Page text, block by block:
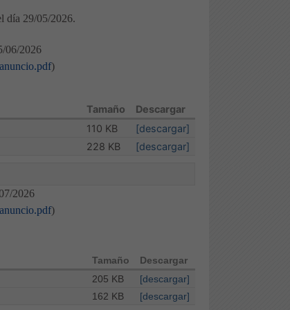
día 29/05/2026.
06/2026
)
Tamaño
Descargar
110 KB
[descargar]
228 KB [descargar]
2026
)
Tamaño
Descargar
205 KB
[descargar]
162 KB [descargar]